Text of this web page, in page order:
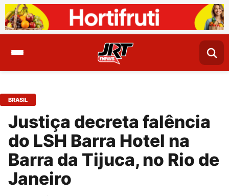
BRASIL
Justiça decreta falência
do LSH Barra Hotel na
Barra da Tijuca, no Rio de
Janeiro